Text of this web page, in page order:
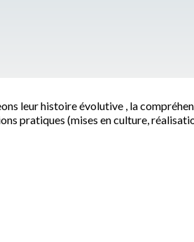
leur histoire évolutive , la
pratiques (mises en culture,